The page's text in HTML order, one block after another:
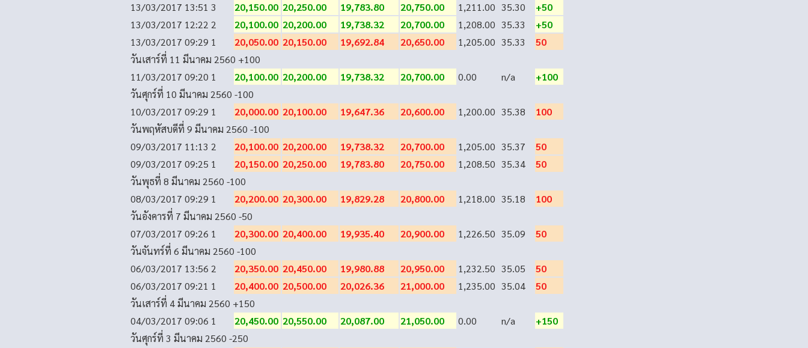
13/03/2017 13:51 3 20,150.00 20,250.00 19,783.80 20,750.00 1,211.00 35.30
+50
13/03/2017 12:22 2 20,100.00 20,200.00 19,738.32 20,700.00 1,208.00 35.33
+50
13/03/2017 09:29 1 20,050.00 20,150.00 19,692.84 20,650.00 1,205.00 35.33
50
วันเสาร์ที่ 11 มีนาคม 2560 +100
11/03/2017 09:20 1 20,100.00 20,200.00 19,738.32 20,700.00 0.00 n/a
+100
วันศุกร์ที่ 10 มีนาคม 2560 -100
10/03/2017 09:29 1 20,000.00 20,100.00 19,647.36 20,600.00 1,200.00 35.38
100
วันพฤหัสบดีที่ 9 มีนาคม 2560 -100
09/03/2017 11:13 2 20,100.00 20,200.00 19,738.32 20,700.00 1,205.00 35.37
50
09/03/2017 09:25 1 20,150.00 20,250.00 19,783.80 20,750.00 1,208.50 35.34
50
วันพุธที่ 8 มีนาคม 2560 -100
08/03/2017 09:29 1 20,200.00 20,300.00 19,829.28 20,800.00 1,218.00 35.18
100
วันอังคารที่ 7 มีนาคม 2560 -50
07/03/2017 09:26 1 20,300.00 20,400.00 19,935.40 20,900.00 1,226.50 35.09
50
วันจันทร์ที่ 6 มีนาคม 2560 -100
06/03/2017 13:56 2 20,350.00 20,450.00 19,980.88 20,950.00 1,232.50 35.05
50
06/03/2017 09:21 1 20,400.00 20,500.00 20,026.36 21,000.00 1,235.00 35.04
50
วันเสาร์ที่ 4 มีนาคม 2560 +150
04/03/2017 09:06 1 20,450.00 20,550.00 20,087.00 21,050.00 0.00 n/a
+150
วันศุกร์ที่ 3 มีนาคม 2560 -250